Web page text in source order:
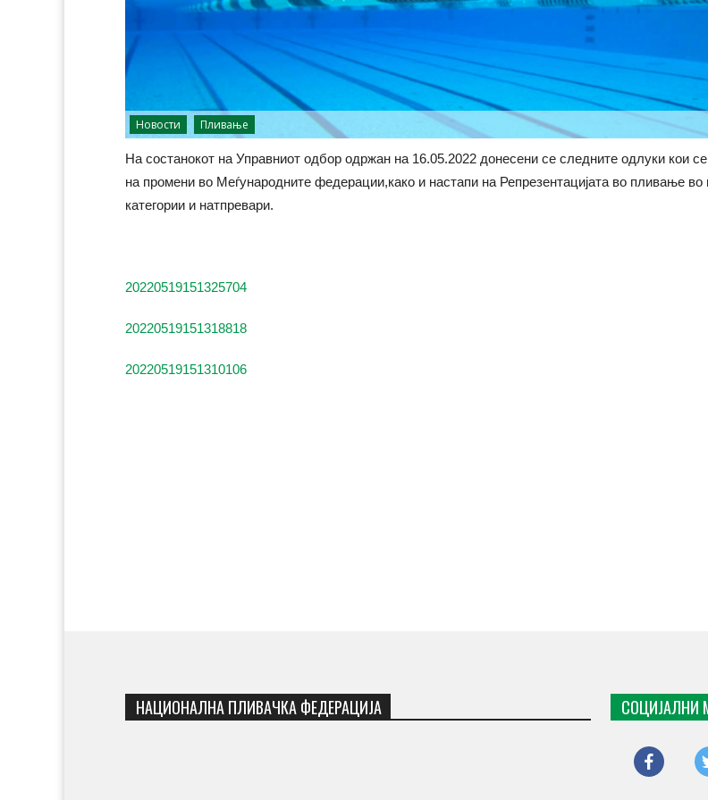
Новости Пливање
На состанокот на Управниот одбор одржан на 16.05.2022 донесени се следните одлуки кои
на промени во Меѓународните федерации,како и настапи на Репрезентацијата во пливање во
категории и натпревари.
20220519151325704
20220519151318818
20220519151310106
НАЦИОНАЛНА ПЛИВАЧКА ФЕДЕРАЦИЈА СОЦИЈАЛНИ
facebook